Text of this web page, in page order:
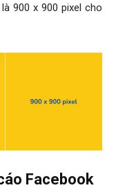
900 x 900 pixel cho
Facebook